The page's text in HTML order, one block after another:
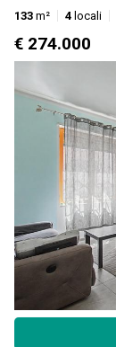
133 m² 4 locali
€ 274.000